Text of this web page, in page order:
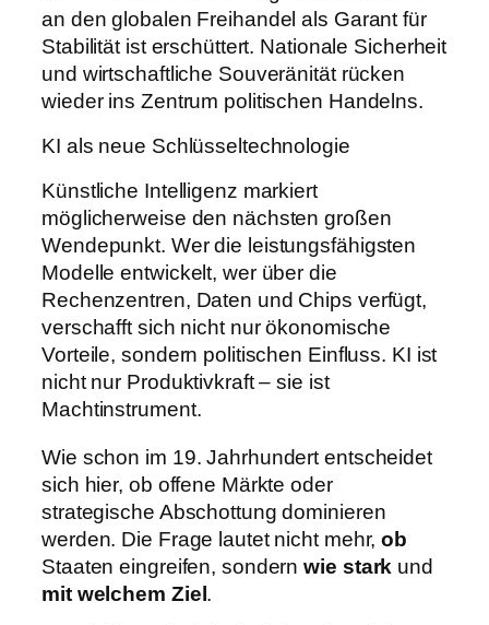
an den globalen Freihandel als Garant für
Stabilität ist erschüttert. Nationale Sicherheit
und wirtschaftliche Souveränität rücken
wieder ins Zentrum politischen Handelns.
KI als neue Schlüsseltechnologie
Künstliche Intelligenz markiert
möglicherweise den nächsten großen
Wendepunkt. Wer die leistungsfähigsten
Modelle entwickelt, wer über die
Rechenzentren, Daten und Chips verfügt,
verschafft sich nicht nur ökonomische
Vorteile, sondern politischen Einfluss. KI ist
nicht nur Produktivkraft – sie ist
Machtinstrument.
Wie schon im 19. Jahrhundert entscheidet
sich hier, ob offene Märkte oder
strategische Abschottung dominieren
werden. Die Frage lautet nicht mehr,ob
Staaten eingreifen, sondernwie stark und
mit welchem Ziel .